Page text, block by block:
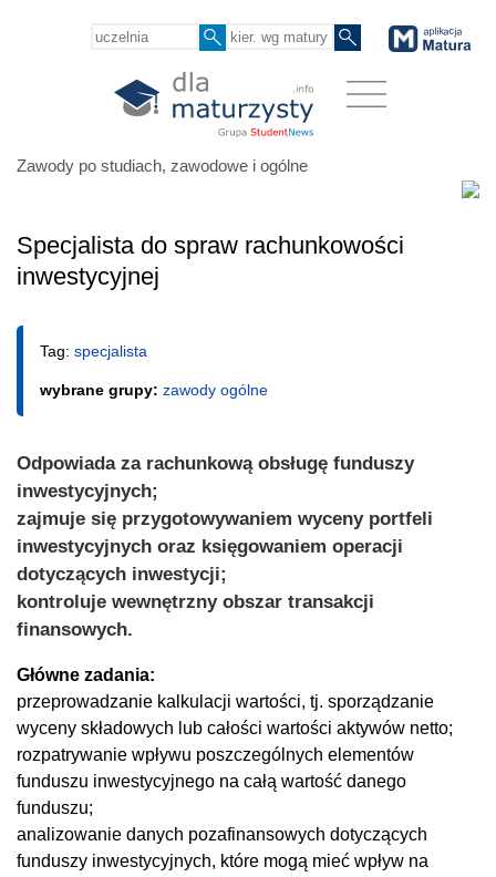
Zawody po studiach, zawodowe i ogólne
Specjalista do spraw rachunkowości
inwestycyjnej
Tag: specjalista
wybrane grupy: zawody ogólne
Odpowiada za rachunkową obsługę funduszy
inwestycyjnych;
zajmuje się przygotowywaniem wyceny portfeli
inwestycyjnych oraz księgowaniem operacji
dotyczących inwestycji;
kontroluje wewnętrzny obszar transakcji
finansowych.
Główne zadania:
przeprowadzanie kalkulacji wartości, tj. sporządzanie
wyceny składowych lub całości wartości aktywów netto;
rozpatrywanie wpływu poszczególnych elementów
funduszu inwestycyjnego na całą wartość danego
funduszu;
analizowanie danych pozafinansowych dotyczących
funduszy inwestycyjnych, które mogą mieć wpływ na